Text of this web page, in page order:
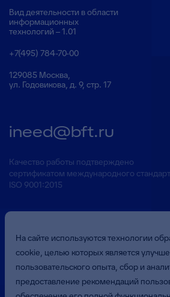
Вид деятельности в области
информационных
технологий – 1.01
+7(495) 784-70-00
129085 Москва,
ул. Годовикова, д. 9, стр. 17
ineed@bft.ru
Качество работы подтверждено
сертификатом международного
ISO 9001:2015
Презентация о
На сайте используются технологии
cookie, целью которых является
пользовательского опыта, сбор и
предоставление рекомендаций